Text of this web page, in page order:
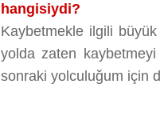
hangisiydi?
Kaybetmekle ilgili büyük
yolda zaten
sonraki yolculuğum için